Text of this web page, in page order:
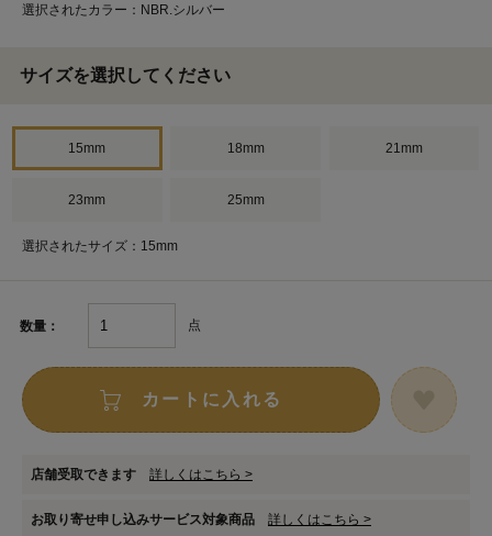
選択されたカラー：NBR.シルバー
サイズを選択してください
15mm 18mm 21mm
23mm 25mm
選択されたサイズ：15mm
数量： 点
カートに入れる
店舗受取できます 詳しくはこちら >
お取り寄せ申し込みサービス対象商品 詳しくはこちら >